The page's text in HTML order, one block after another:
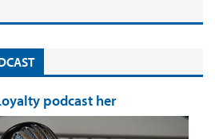
podcast her